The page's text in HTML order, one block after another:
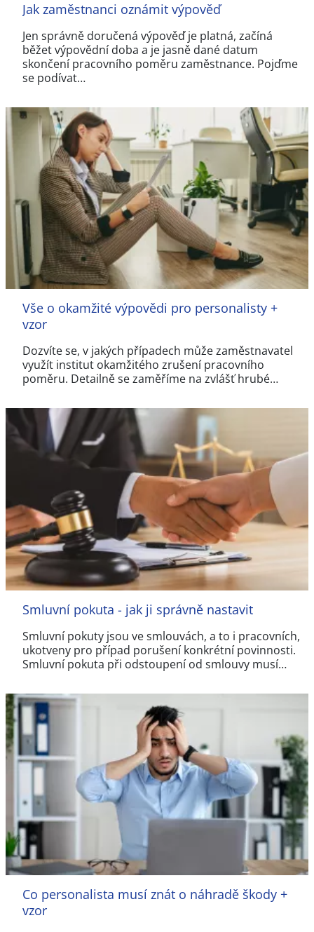
Jak zaměstnanci oznámit výpověď
Jen správně doručená výpověď je platná, začíná
běžet výpovědní doba a je jasně dané datum
skončení pracovního poměru zaměstnance. Pojďme
se podívat…
Vše o okamžité výpovědi pro personalisty +
vzor
Dozvíte se, v jakých případech může zaměstnavatel
využít institut okamžitého zrušení pracovního
poměru. Detailně se zaměříme na zvlášť hrubé…
Smluvní pokuta - jak ji správně nastavit
Smluvní pokuty jsou ve smlouvách, a to i pracovních,
ukotveny pro případ porušení konkrétní povinnosti.
Smluvní pokuta při odstoupení od smlouvy musí…
Co personalista musí znát o náhradě škody +
vzor